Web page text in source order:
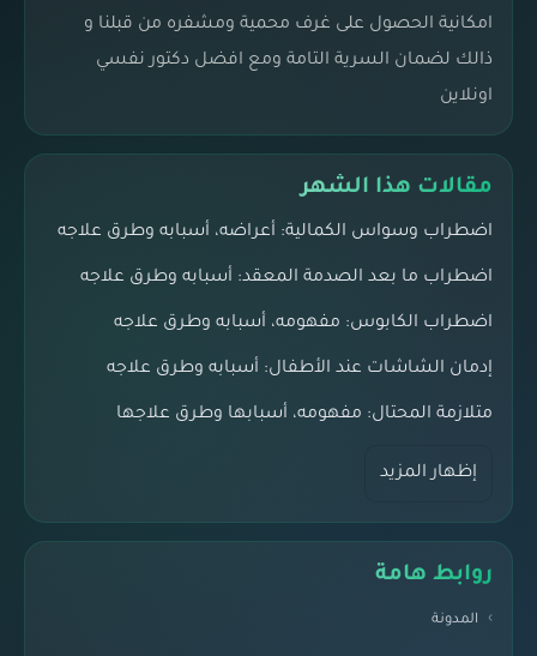
امكانية الحصول على غرف محمية ومشفره من قبلنا و
ذالك لضمان السرية التامة ومع افضل دكتور نفسي
اونلاين
مقالات هذا الشهر
اضطراب وسواس الكمالية: أعراضه، أسبابه وطرق علاجه
اضطراب ما بعد الصدمة المعقد: أسبابه وطرق علاجه
اضطراب الكابوس: مفهومه، أسبابه وطرق علاجه
إدمان الشاشات عند الأطفال: أسبابه وطرق علاجه
متلازمة المحتال: مفهومه، أسبابها وطرق علاجها
إظهار المزيد
روابط هامة
المدونة